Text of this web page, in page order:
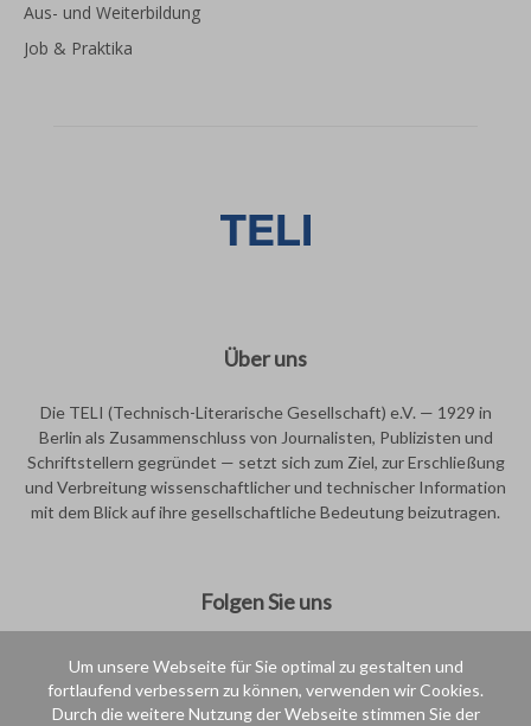
Um unsere Webseite für Sie optimal zu gestalten und
fortlaufend verbessern zu können, verwenden wir Cookies.
Durch die weitere Nutzung der Webseite stimmen Sie der
Aus- und Weiterbildung
Job & Praktika
Über uns
Die TELI (Technisch-Literarische Gesellschaft) e.V. — 1929 in
Berlin als Zusammenschluss von Journalisten, Publizisten und
Schriftstellern gegründet — setzt sich zum Ziel, zur Erschließung
und Verbreitung wissenschaftlicher und technischer Information
mit dem Blick auf ihre gesellschaftliche Bedeutung beizutragen.
Folgen Sie uns